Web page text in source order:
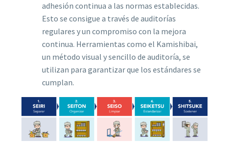
adhesión continua a las normas establecidas.
Esto se consigue a través de auditorías
regulares y un compromiso con la mejora
continua. Herramientas como el Kamishibai,
un método visual y sencillo de auditoría, se
utilizan para garantizar que los estándares se
cumplan.